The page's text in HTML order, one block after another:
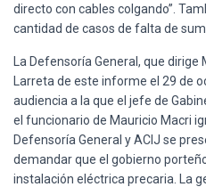
directo con cables colgando”.
cantidad de casos de falta de
La Defensoría General, que
Larreta de este informe el 29 de
audiencia a la que el jefe de
el funcionario de Mauricio Macri
Defensoría General y ACIJ se
demandar que el gobierno
instalación eléctrica precaria. La